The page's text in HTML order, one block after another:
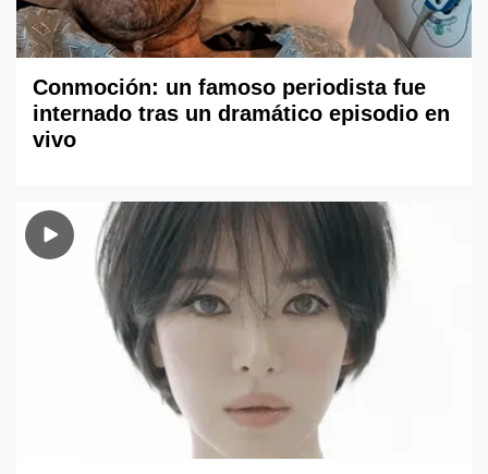
Conmoción: un famoso periodista fue
internado tras un dramático episodio en
vivo